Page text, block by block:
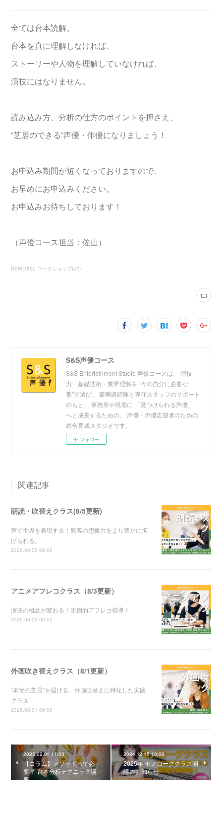
全ては台本読解。
台本を真に理解しなければ、
ストーリーや人物を理解していなければ、
演技にはなりません。
読み込み方、分析の仕方のポイントを押さえ、
“芝居のできる”声優・俳優になりましょう！
お申込み期間が短くなっておりますので、
お早めにお申込みください。
お申込みお待ちしております！
（声優コース担当：佐山）
NEW(180) ワークショップ(47)
S&S声優コース
S&S Entertainment Studio 声優コースは、 演技
力・基礎技術・業界理解を “今の自分に必要な
形”で選び、 豪華講師陣と専任スタッフのサポート
のもと、 事務所や現場に 「見つけられる声優」
へと成長するための、 声優・声優志望者のための
総合育成スタジオです。
フォロー
関連記事
朗読・吹替えクラス(8/5更新)
声で世界を表現する！観客の想像力をより豊かに拡
げられる。
2026.08.05 09:00
アニメアフレコクラス（8/3更新）
演技の概念が変わる！圧倒的アフレコ指導！
2026.08.03 09:00
外画吹き替えクラス（8/1更新）
“本物の芝居”を届ける。外画吹替えに特化した実践
クラス
2026.08.01 09:00
2025.02.01 11:00
【コラム】メソッドって必
要？-台本分析テクニック講
座-
2024.12.15 10:00
2025年 モノローグクラス開
講のお知らせ